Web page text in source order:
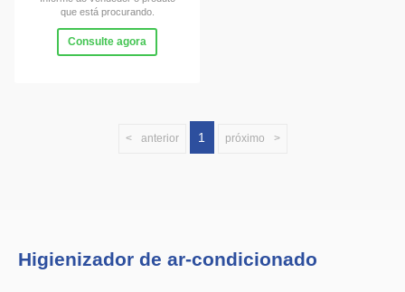
que está procurando.
Consulte agora
anterior 1 próximo
Higienizador de ar-condicionado